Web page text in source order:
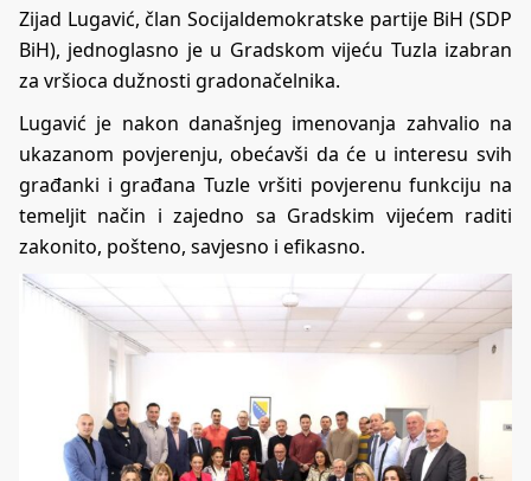
Zijad Lugavić, član Socijaldemokratske partije BiH (SDP
BiH), jednoglasno je u Gradskom vijeću Tuzla izabran
za vršioca dužnosti gradonačelnika.
Lugavić je nakon današnjeg imenovanja zahvalio na
ukazanom povjerenju, obećavši da će u interesu svih
građanki i građana Tuzle vršiti povjerenu funkciju na
temeljit način i zajedno sa Gradskim vijećem raditi
zakonito, pošteno, savjesno i efikasno.